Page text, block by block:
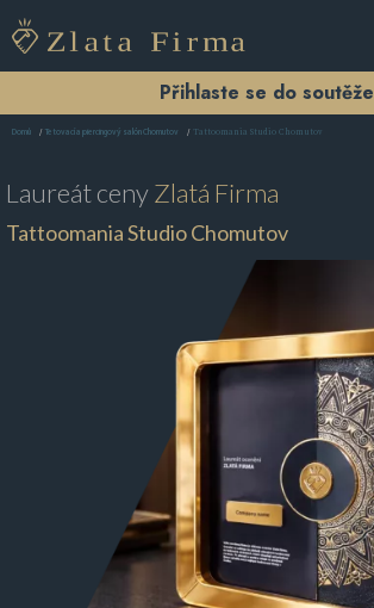
Přihlaste se do soutěže
Domů Tetovací a piercingový salón Chomutov Tattoomania Studio Chomutov
Laureát cenyZlatá Firma
Tattoomania Studio Chomutov